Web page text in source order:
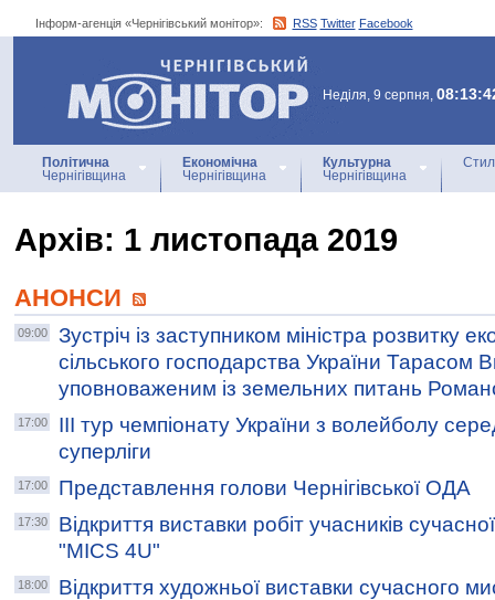
Інформ-агенція «Чернігівський монітор»: RSS Twitter Facebook
Інформ-агенція
«Чернігівський монітор»
Неділя, 9 серпня,
Політична
Чернігівщина
Економічна
Чернігівщина
Культурна
Чернігівщина
Архiв: 1 листопада 2019
АНОНСИ
09:00
Зустріч із заступником міністра розвитку
сільського господарства України Тарасом
уповноваженим із земельних питань
17:00
ІІІ тур чемпіонату України з волейболу
суперліги
17:00 Представлення голови Чернігівської ОДА
17:30
Відкриття виставки робіт учасників
"MICS 4U"
18:00
Відкриття художньої виставки сучасного